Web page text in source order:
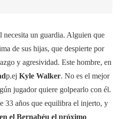
un guardia. Alguien que
de sus hijas, que despierte por
y agresividad. Este hombre, en
p.ej Kyle Walker. No es el mejor
jugador quiere golpearlo con él.
33 años que equilibra el injerto, y
el Bernabéu el próximo